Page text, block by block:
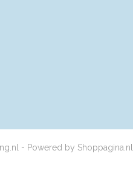
- Powered by Shoppagina.nl